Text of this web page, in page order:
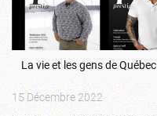
La vie et les gens de Québec
15 Décembre 2022